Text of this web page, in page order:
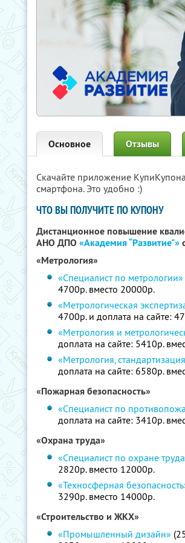
Основное Отзывы
Скачайте приложение
смартфона. Это удобно :)
ЧТО ВЫ ПОЛУЧИТЕ ПО КУПОНУ
Дистанционное повышение
АНО ДПО «Академия “Развитие"»
«Метрология»
«Специалист по метрологии»
4700р. вместо 20000р.
«Метрологическая
4700р. и доплата на сайте:
«Метрология и
доплата на сайте: 5410р.
«Метрология,
доплата на сайте: 6580р.
«Пожарная безопасность»
«Специалист по
доплата на сайте: 3410р.
«Охрана труда»
«Специалист по охране
2820р. вместо 12000р.
«Техносферная
3290р. вместо 14000р.
«Строительство и ЖКХ»
«Промышленный дизайн»